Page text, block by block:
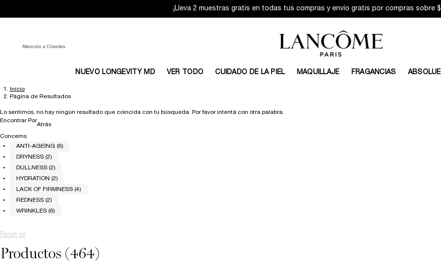
¡Lleva 2 muestras gratis en todas tus compras y envío gratis por compras sobre
Atención a Clientes
NUEVO LONGEVITY MD VER TODO CUIDADO DE LA PIEL MAQUILLAJE FRAGANCIAS ABSOLUE
Main content
Inicio
Página de Resultados
Lo sentimos, no hay ningún resultado que coincida con tu búsqueda. Por favor intentá con otra palabra.
Refinements menu
Encontrar Por
Atrás
Concerns
ANTI-AGEING (6)
DRYNESS (2)
DULLNESS (2)
HYDRATION (2)
LACK OF FIRMNESS (4)
REDNESS (2)
WRINKLES (6)
Reset all
Productos (464)